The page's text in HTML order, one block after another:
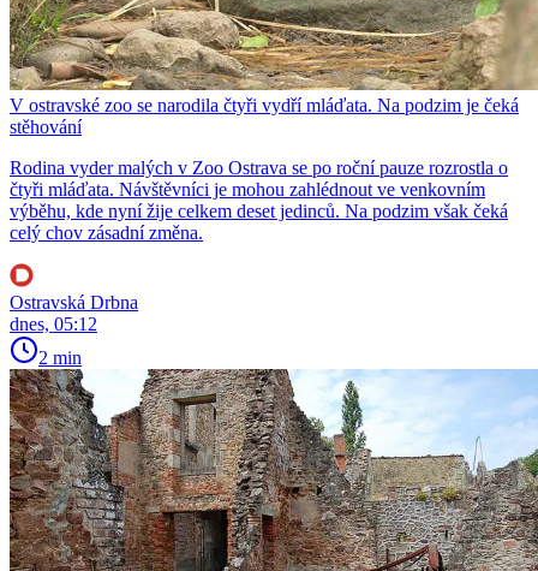
V ostravské zoo se narodila čtyři vydří mláďata. Na podzim je čeká
stěhování
Rodina vyder malých v Zoo Ostrava se po roční pauze rozrostla o
čtyři mláďata. Návštěvníci je mohou zahlédnout ve venkovním
výběhu, kde nyní žije celkem deset jedinců. Na podzim však čeká
celý chov zásadní změna.
Ostravská Drbna
dnes, 05:12
2 min